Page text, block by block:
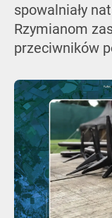
spowalniały
Rzymianom
przeciwników